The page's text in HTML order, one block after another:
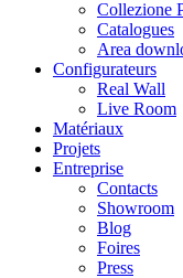
Collezione
Catalogues
Area
Configurateurs
Real Wall
Live Room
Matériaux
Projets
Entreprise
Contacts
Showroom
Blog
Foires
Press